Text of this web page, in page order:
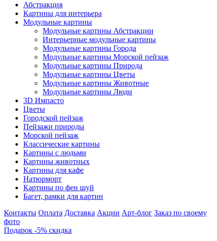
Абстракция
Картины для интерьера
Модульные картины
Модульные картины Абстракции
Интерьерные модульные картины
Модульные картины Города
Модульные картины Морской пейзаж
Модульные картины Природа
Модульные картины Цветы
Модульные картины Животные
Модульные картины Люди
3D Импасто
Цветы
Городской пейзаж
Пейзажи природы
Морской пейзаж
Классические картины
Картины с людьми
Картины животных
Картины для кафе
Натюрморт
Картины по фен шуй
Багет, рамки для картин
Контакты Оплата Доставка Акции Арт-блог Заказ по своему
фото
Подарок -5% скидка